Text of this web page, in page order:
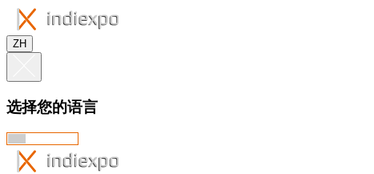
ZH
选择您的语言